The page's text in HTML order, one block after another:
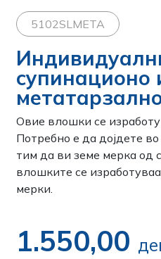
5102SLMETA
супинационо
Овие влошки се
Потребно е да дојдете
тим да ви земе мерка од
влошките се
мерки.
1.550,00